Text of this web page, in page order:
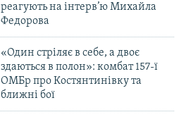
реагують на інтерв’ю Михайла
Федорова
«Один стріляє в себе, а двоє
здаються в полон»: комбат 157-ї
ОМБр про Костянтинівку та
ближні бої